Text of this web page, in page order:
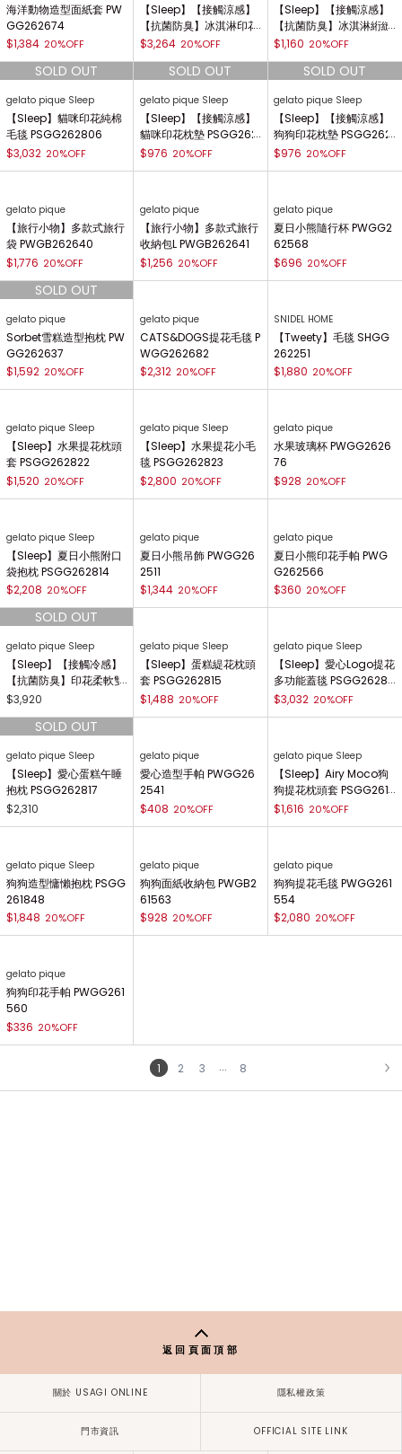
海洋動物造型面紙套 PW
GG262674
$1,384 20%OFF
【Sleep】【接觸涼感】
【抗菌防臭】冰淇淋印花
雙面涼感毯 PSGG2628
00
$3,264 20%OFF
【Sleep】【接觸涼感】
【抗菌防臭】冰淇淋絎縫
枕墊 PSGG262801
$1,160 20%OFF
gelato pique Sleep
【Sleep】貓咪印花純棉
毛毯 PSGG262806
$3,032 20%OFF
gelato pique Sleep
【Sleep】【接觸涼感】
貓咪印花枕墊 PSGG262
807
$976 20%OFF
gelato pique Sleep
【Sleep】【接觸涼感】
狗狗印花枕墊 PSGG262
855
$976 20%OFF
gelato pique
【旅行小物】多款式旅行
袋 PWGB262640
$1,776 20%OFF
gelato pique
【旅行小物】多款式旅行
收納包L PWGB262641
$1,256 20%OFF
gelato pique
夏日小熊隨行杯 PWGG2
62568
$696 20%OFF
gelato pique
Sorbet雪糕造型抱枕 PW
GG262637
$1,592 20%OFF
gelato pique
CATS&DOGS提花毛毯 P
WGG262682
$2,312 20%OFF
SNIDEL HOME
【Tweety】毛毯 SHGG
262251
$1,880 20%OFF
gelato pique Sleep
【Sleep】水果提花枕頭
套 PSGG262822
$1,520 20%OFF
gelato pique Sleep
【Sleep】水果提花小毛
毯 PSGG262823
$2,800 20%OFF
gelato pique
水果玻璃杯 PWGG2626
76
$928 20%OFF
gelato pique Sleep
【Sleep】夏日小熊附口
袋抱枕 PSGG262814
$2,208 20%OFF
gelato pique
夏日小熊吊飾 PWGG26
2511
$1,344 20%OFF
gelato pique
夏日小熊印花手帕 PWG
G262566
$360 20%OFF
gelato pique Sleep
【Sleep】【接觸冷感】
【抗菌防臭】印花柔軟雙
面毯 PSGG262803
$3,920
gelato pique Sleep
【Sleep】蛋糕緹花枕頭
套 PSGG262815
$1,488 20%OFF
gelato pique Sleep
【Sleep】愛心Logo提花
多功能蓋毯 PSGG26281
6
$3,032 20%OFF
gelato pique Sleep
【Sleep】愛心蛋糕午睡
抱枕 PSGG262817
$2,310
gelato pique
愛心造型手帕 PWGG26
2541
$408 20%OFF
gelato pique Sleep
【Sleep】Airy Moco狗
狗提花枕頭套 PSGG261
846
$1,616 20%OFF
gelato pique Sleep
狗狗造型慵懶抱枕 PSGG
261848
$1,848 20%OFF
gelato pique
狗狗面紙收納包 PWGB2
61563
$928 20%OFF
gelato pique
狗狗提花毛毯 PWGG261
554
$2,080 20%OFF
gelato pique
狗狗印花手帕 PWGG261
560
$336 20%OFF
1 2 3 ...
8
返回頁面頂部
關於 USAGI ONLINE 隱私權政策
門市資訊 OFFICIAL SITE LINK